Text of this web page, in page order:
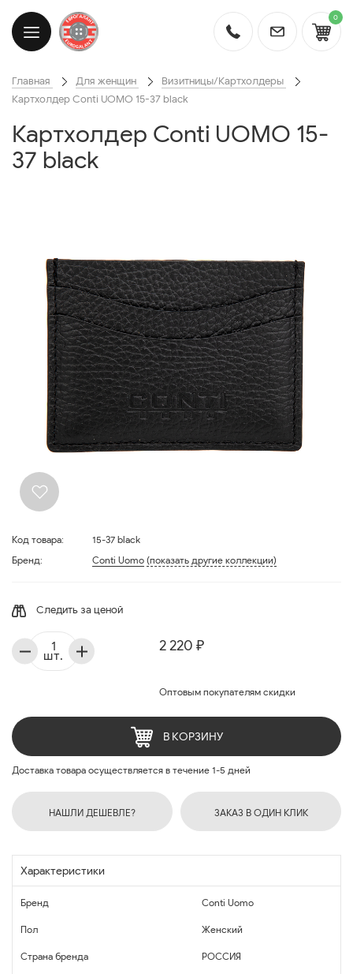
0
Главная Для женщин
Визитницы/Картхолдеры
Картхолдер Conti UOMO 15-37 black
Картхолдер Conti UOMO 15-
37 black
Код товара:
15-37 black
Бренд:
Conti Uomo (показать другие коллекции)
Следить за ценой
2 220 ₽
Оптовым покупателям скидки
шт.
В КОРЗИНУ
Доставка товара осуществляется в течение 1-5 дней
НАШЛИ ДЕШЕВЛЕ? ЗАКАЗ В ОДИН КЛИК
Характеристики
Бренд Conti Uomo
Пол Женский
Страна бренда РОССИЯ